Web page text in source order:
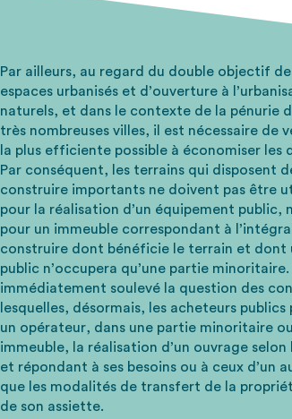
Par ailleurs, au regard du double objectif
espaces urbanisés et d’ouverture à
naturels, et dans le contexte de la pénurie
très nombreuses villes, il est nécessaire de
la plus efficiente possible à économiser les
Par conséquent, les terrains qui disposent
construire importants ne doivent pas être
pour la réalisation d’un équipement public,
pour un immeuble correspondant à
construire dont bénéficie le terrain et dont
public n’occupera qu’une partie
immédiatement soulevé la question des
lesquelles, désormais, les acheteurs
un opérateur, dans une partie minoritaire
immeuble, la réalisation d’un ouvrage
et répondant à ses besoins ou à ceux d’un
que les modalités de transfert de la
de son assiette.